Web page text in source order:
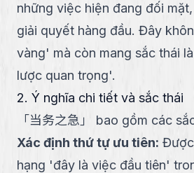
những việc hiện đang đối
giải quyết hàng đầu. Đây
vàng' mà còn mang sắc thái
lược quan trọng'.
2. Ý nghĩa chi tiết và sắc thái
「当务之急 」
bao gồm các
Xác định thứ tự ưu tiên:
hạng 'đây là việc đầu tiên'